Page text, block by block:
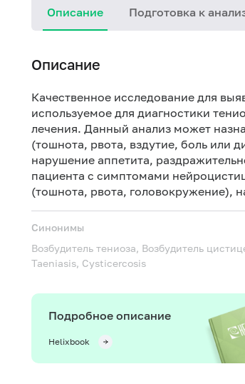
Описание Подготовка к
Описание
Качественное исследование для
используемое для диагностики
лечения. Данный анализ может
(тошнота, рвота, вздутие, боль или
нарушение аппетита,
пациента с симптомами
(тошнота, рвота, головокружение),
Синонимы
Возбудитель тениоза, Возбудитель
Taeniasis, Сysticercosis
Подробное описание
Helixbook